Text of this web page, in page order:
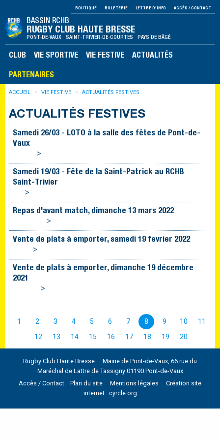
BOUTIQUE BILLETERIE LETTRE D'INFO ACCÈS / CONTACT
BASSIN RCHB
RUGBY CLUB HAUTE BRESSE
PONT-DE-VAUX SAINT-TRIVIER-DE-COURTES PAYS DE BÂGÉ
CLUB VIE SPORTIVE VIE FESTIVE ACTUALITÉS
PARTENAIRES
ACCUEIL VIE FESTIVE ACTUALITÉS FESTIVES
ACTUALITÉS FESTIVES
Samedi 26/03 - LOTO à la salle des fêtes de Pont-de-
Vaux
>
Samedi 19/03 - Fête de la Saint-Patrick au RCHB
Saint-Trivier
>
Repas d'avant match, dimanche 13 mars 2022
>
Vente de plats à emporter, samedi 19 fevrier 2022
>
Vente de plats à emporter, dimanche 19 décembre
2021
>
1 2 3 4 5 6 7 8 9 10
11
12
13 14 15 16 17 18 19 20
Rugby Club Haute Bresse — Mairie de Pont-de-Vaux, 66 rue du
Maréchal de Lattre de Tassigny 01190 Pont-de-Vaux
Accès / Contact
Plan du site Mentions légales
Création site
internet : cyrcle.org